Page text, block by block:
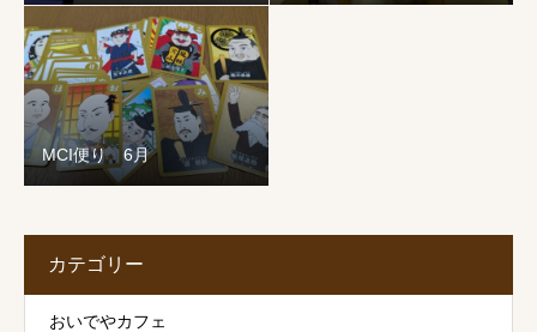
MCI便り 6月
カテゴリー
おいでやカフェ